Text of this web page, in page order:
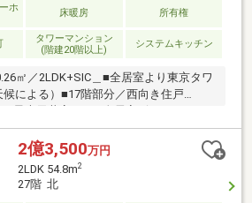
パーティールーム、フィットネスルー
ウンジ、コミュニケーションラウンジ
ホ
床暖房 所有権
タワーマンション
(階建20階以上)
システムキッチン
㎡／2LDK+SIC＿■全居室より東京タワ
候による）■17階部分／西向き住戸
／最大天井高2.7m■全居室ビルトインエ
＿■2024年11月築、鹿島建設(株)施工
ンタービルと一体再開発 46階建て制震
ジデンス＿Public Space＿共用施設＿■カ
■パーティルーム■ゲストルーム■エグゼ
ニングルーム ＿Access＿■JR山手線、
2億3,500万円
2LDK 54.8m2
27階 北